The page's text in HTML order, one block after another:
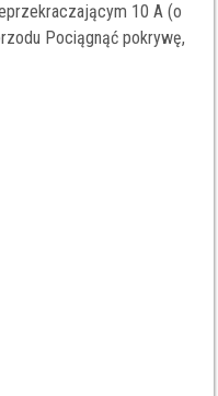
10 A (o
Pociągnąć pokrywę,